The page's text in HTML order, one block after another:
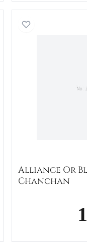
Alliance Or
Chanchan